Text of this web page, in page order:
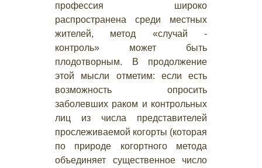
профессия широко
распространена среди местных
жителей, метод «случай -
контроль» может быть
плодотворным. В продолжение
этой мысли отметим: если есть
возможность опросить
заболевших раком и контрольных
лиц из числа представителей
прослеживаемой когорты (которая
по природе когортного метода
объединяет существенное число